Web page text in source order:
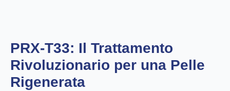
PRX-T33: Il Trattamento
Rivoluzionario per una Pelle
Rigenerata